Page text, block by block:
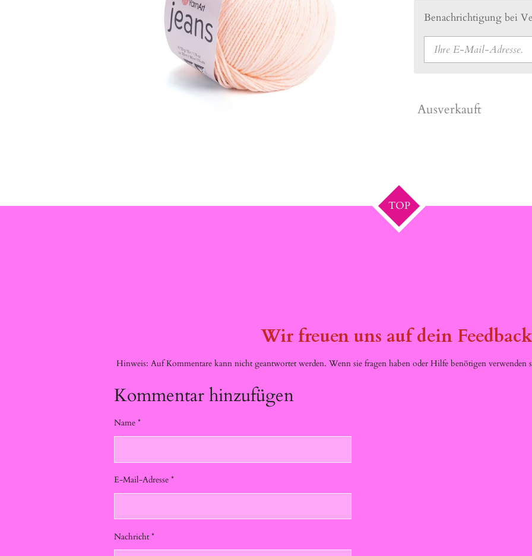
Benachrichtigung bei
Ausverkauft
TOP
Wir freuen uns auf dein
Hinweis: Auf Kommentare kann nicht geantwortet werden. Wenn sie fragen haben oder Hilfe benötigen verwenden
Kommentar hinzufügen
Name *
E-Mail-Adresse *
Nachricht *